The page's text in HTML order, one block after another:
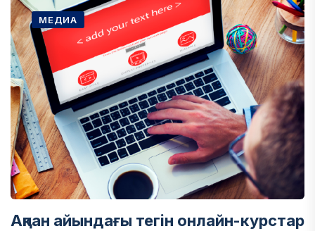
МЕДИА
Ақпан айындағы тегін онлайн-курстар